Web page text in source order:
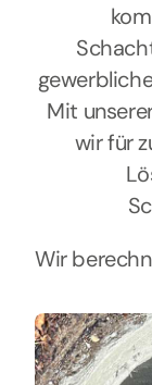
Mit
wir für
Wir